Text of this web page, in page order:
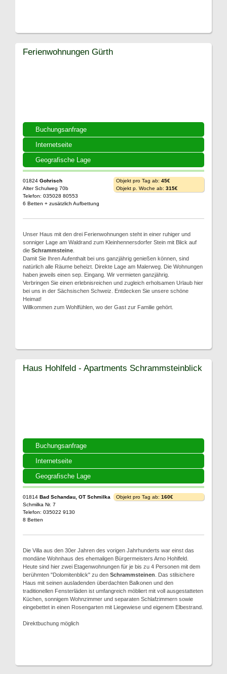
Buchungsanfrage
Internetseite
Geografische Lage
Ferienwohnungen Gürth
01824 Gohrisch
Alter Schulweg 70b
Telefon: 035028 80553
6 Betten + zusätzlich Aufbettung
Objekt pro Tag ab: 45€
Objekt p. Woche ab: 315€
Unser Haus mit den drei Ferienwohnungen steht in einer ruhiger und
sonniger Lage am Waldrand zum Kleinhennersdorfer Stein mit Blick auf
die Schrammsteine
Damit Sie Ihren Aufenthalt bei uns ganzjährig genießen können, sind
natürlich alle Räume beheizt. Direkte Lage am Malerweg. Die Wohnungen
haben jeweils einen sep. Eingang. Wir vermieten ganzjährig.
Verbringen Sie einen erlebnisreichen und zugleich erholsamen Urlaub hier
bei uns in der Sächsischen Schweiz. Entdecken Sie unsere schöne
Heimat!
Willkommen zum Wohlfühlen, wo der Gast zur Familie gehört.
Buchungsanfrage
Internetseite
Geografische Lage
Haus Hohlfeld - Apartments Schrammsteinblick
01814 Bad Schandau, OT Schmilka
Schmilka Nr. 7
Telefon: 035022 9130
8 Betten
Objekt pro Tag ab: 160€
Die Villa aus den 30er Jahren des vorigen Jahrhunderts war einst das
mondäne Wohnhaus des ehemaligen Bürgermeisters Arno Hohlfeld.
Heute sind hier zwei Etagenwohnungen für je bis zu 4 Personen mit dem
berühmten "Dolomitenblick" zu den Schrammsteinen . Das stilsichere
Haus mit seinen ausladenden überdachten Balkonen und den
traditionellen Fensterläden ist umfangreich möbliert mit voll ausgestatteten
Küchen, sonnigem Wohnzimmer und separaten Schlafzimmern sowie
eingebettet in einen Rosengarten mit Liegewiese und eigenem Elbestrand.
Direktbuchung möglich